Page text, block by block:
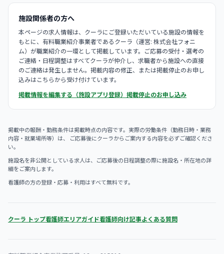
施設関係者の方へ
本ページの求人情報は、クーラにご登録いただいている施設の情報を
もとに、有料職業紹介事業者であるクーラ（運営: 株式会社フォニ
ム）が職業紹介の一環として掲載しています。ご応募の受付・選考の
ご連絡・日程調整はすべてクーラが仲介し、求職者から施設への直接
のご連絡は発生しません。掲載内容の修正、または掲載停止のお申し
込みはこちらから受け付けています。
掲載情報を編集する（施設アプリ登録） 掲載停止のお申し込み
掲載中の報酬・勤務条件は掲載時点の内容です。実際の労働条件（勤務日時・業務
内容・就業場所等）は、 ご応募後にクーラからご案内する内容を必ずご確認くださ
い。
施設名を非公開としている求人は、ご応募後の日程調整の際に施設名・所在地の詳
細をご案内します。
看護師の方の登録・応募・利用はすべて無料です。
クーラ トップ看護師エリアガイド看護師向け記事よくある質問